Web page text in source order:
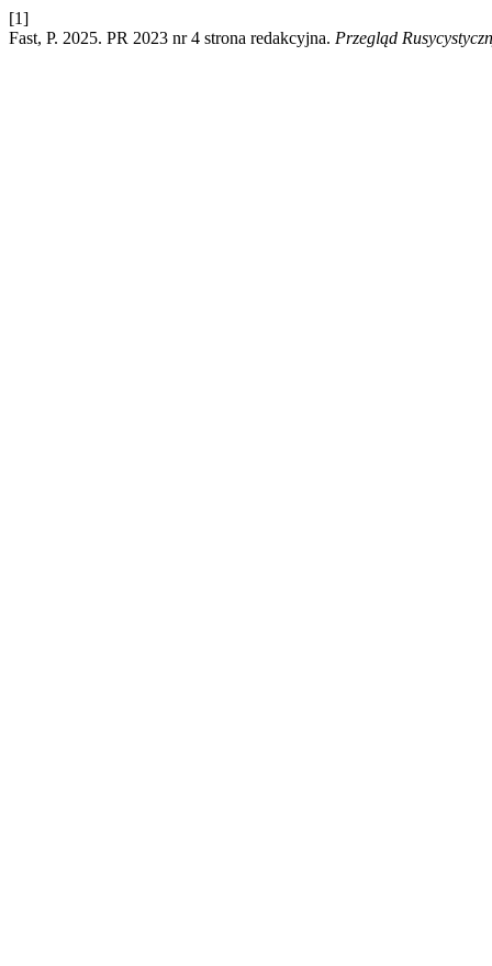
[1]
Fast, P. 2025. PR 2023 nr 4 strona redakcyjna. Przegląd